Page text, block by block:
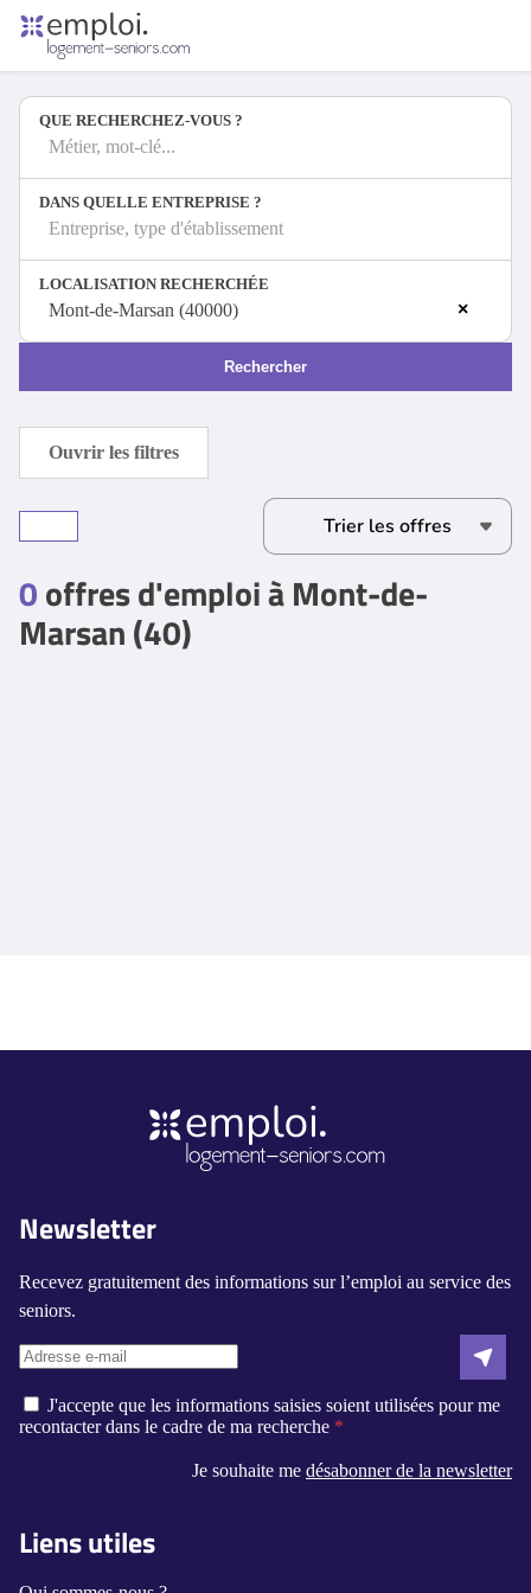
Offres d'emploi
Entreprises
Métiers
Se connecter
Espace candidat
Espace recruteur
QUE RECHERCHEZ-VOUS ?
Métier, mot-clé...
DANS QUELLE ENTREPRISE ?
Entreprise, type d'établissement
LOCALISATION RECHERCHÉE
×
Mont-de-Marsan (40000)
Rechercher
0offres d'emploi à Mont-de-
Marsan (40)
Ouvrir les filtres
Newsletter
Recevez gratuitement des informations sur l’emploi au service des
seniors.
J'accepte que les informations saisies soient utilisées pour me
recontacter dans le cadre de ma recherche
Je souhaite me désabonner de la newsletter
Liens utiles